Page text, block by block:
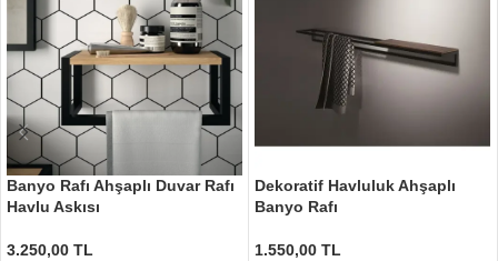
Banyo Rafı Ahşaplı Duvar Rafı
Havlu Askısı
3.250,00 TL
Dekoratif Havluluk Ahşaplı
Banyo Rafı
1.550,00 TL